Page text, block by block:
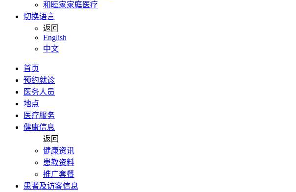
和睦家家庭医疗
切换语言
返回
English
中文
首页
预约就诊
医务人员
地点
医疗服务
健康信息
返回
健康资讯
患教资料
推广套餐
患者及访客信息